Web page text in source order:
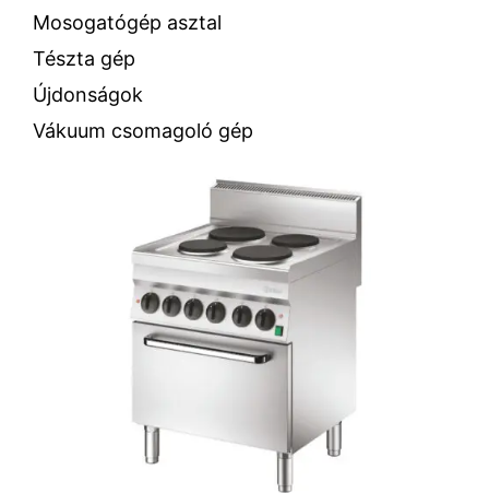
Mosogatógép asztal
Tészta gép
Újdonságok
Vákuum csomagoló gép